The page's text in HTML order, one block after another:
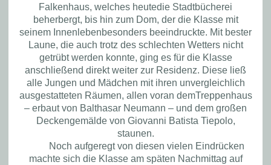
Falkenhaus, welches heutedie Stadtbücherei
beherbergt, bis hin zum Dom, derdie Klassemit
seinem Innenlebenbesonders beeindruckte. Mit bester
Laune, die auch trotz des schlechten Wetters nicht
getrübt werden konnte, ging es für die Klasse
anschließend direkt weiter zur Residenz. Diese ließ
alle Jungen und Mädchen mit ihren unvergleichlich
ausgestatteten Räumen, allen voran demTreppenhaus
– erbaut von Balthasar Neumann – und dem großen
Deckengemälde von Giovanni Batista Tiepolo,
staunen.
Noch aufgeregt von diesen vielen Eindrücken
machte sich die Klasse am späten Nachmittag auf